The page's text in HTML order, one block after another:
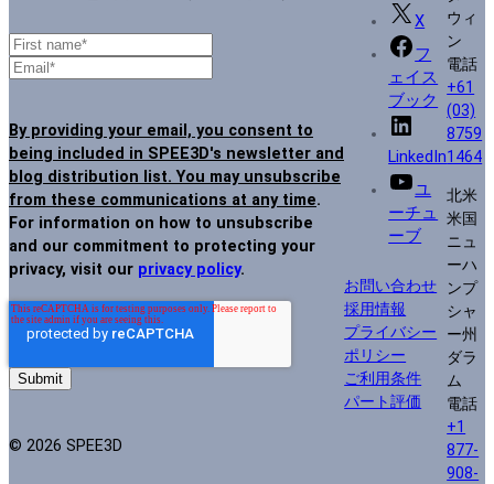
By providing your email, you consent to
being included in SPEE3D's newsletter and
blog distribution list. You may unsubscribe
from these communications at any time.
For information on how to unsubscribe
and our commitment to protecting your
privacy, visit our privacy policy.
© 2026 SPEE3D
X
フ
ェイス
ブック
LinkedIn
ユ
ーチュ
ーブ
お問い合わせ
採用情報
プライバシー
ポリシー
ご利用条件
パート評価
ウィ
ン
電話
+61
(03)
8759
1464
北米
米国
ニュ
ーハ
ンプ
シャ
ー州
ダラ
ム
電話
+1
877-
908-